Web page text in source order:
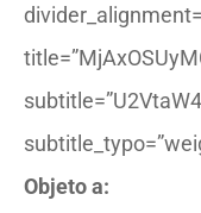
Objeto a: